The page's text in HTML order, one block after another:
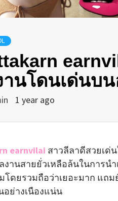
านโดนเด่นบ
1 year ago
earnvilai สาวลีลาดีสวยเด่
านสายยั่วเหลือล้นในการนำ
โดยรวมถือว่าเยอะมาก แถ
อย่างเนืองแน่น